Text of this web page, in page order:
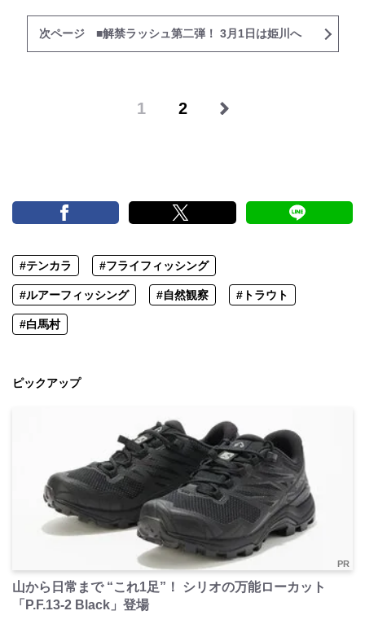
次ページ ■解禁ラッシュ第二弾！ 3月1日は姫川へ
1 2
#テンカラ #フライフィッシング
#ルアーフィッシング #自然観察 #トラウト
#白馬村
ピックアップ
PR
山から日常まで “これ1足”！ シリオの万能ローカット
「P.F.13-2 Black」登場